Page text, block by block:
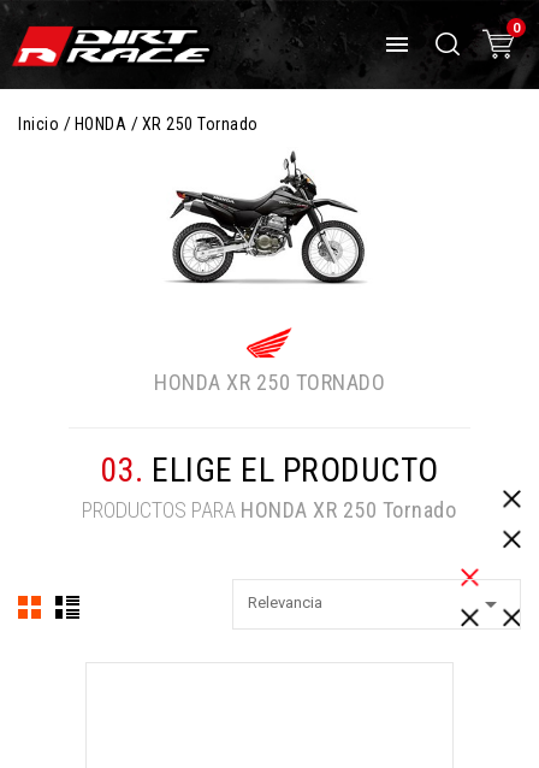

0
Inicio HONDA XR 250 Tornado
HONDA XR 250 TORNADO
03. ELIGE EL PRODUCTO
PRODUCTOS PARA HONDA XR 250 Tornado
Relevancia 